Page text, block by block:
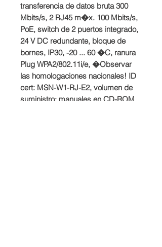
transferencia de datos bruta 300
Mbits/s, 2 RJ45 m�x. 100 Mbits/s,
PoE, switch de 2 puertos integrado,
24 V DC redundante, bloque de
bornes, IP30, -20 ... 60 �C, ranura
Plug WPA2/802.11i/e, �Observar
las homologaciones nacionales! ID
cert: MSN-W1-RJ-E2, volumen de
suministro: manuales en CD-ROM,